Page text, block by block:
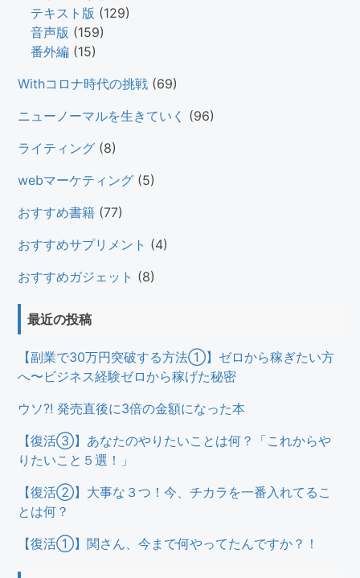
テキスト版 (129)
音声版 (159)
番外編 (15)
Withコロナ時代の挑戦 (69)
ニューノーマルを生きていく (96)
ライティング (8)
webマーケティング (5)
おすすめ書籍 (77)
おすすめサプリメント (4)
おすすめガジェット (8)
最近の投稿
【副業で30万円突破する方法①】ゼロから稼ぎたい方
へ〜ビジネス経験ゼロから稼げた秘密
ウソ?! 発売直後に3倍の金額になった本
【復活③】あなたのやりたいことは何？「これからや
りたいこと５選！」
【復活②】大事な３つ！今、チカラを一番入れてるこ
とは何？
【復活①】関さん、今まで何やってたんですか？！